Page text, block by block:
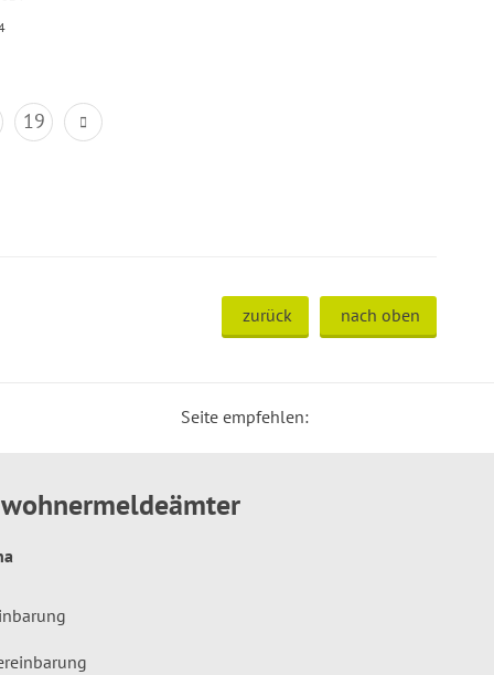
19
zurück nach oben
Seite empfehlen: